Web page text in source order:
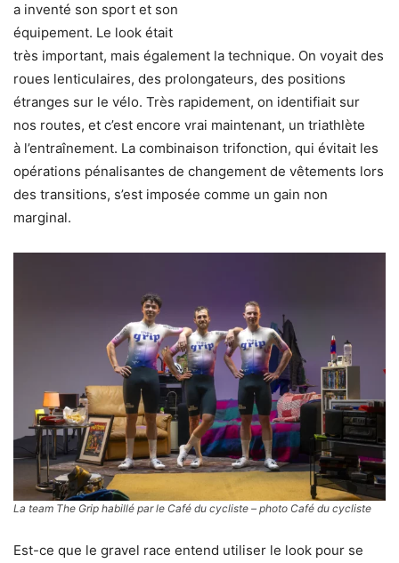
a inventé son sport et son
équipement. Le look était
très important, mais également la technique. On voyait des
roues lenticulaires, des prolongateurs, des positions
étranges sur le vélo. Très rapidement, on identifiait sur
nos routes, et c’est encore vrai maintenant, un triathlète
à l’entraînement. La combinaison trifonction, qui évitait les
opérations pénalisantes de changement de vêtements lors
des transitions, s’est imposée comme un gain non
marginal.
La team The Grip habillé par le Café du cycliste – photo Café du cycliste
Est-ce que le gravel race entend utiliser le look pour se